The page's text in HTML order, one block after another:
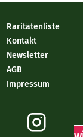
Raritätenliste
Kontakt
Newsletter
AGB
Impressum